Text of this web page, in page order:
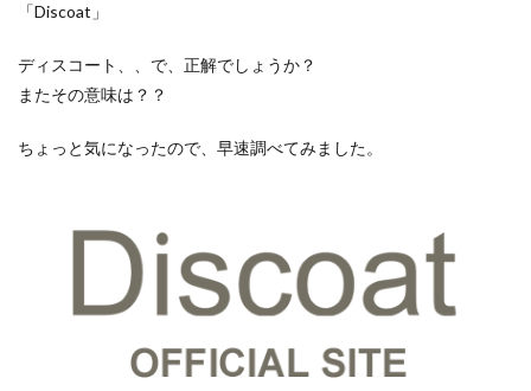
「Discoat」
ディスコート、、で、正解でしょうか？
またその意味は？？
ちょっと気になったので、早速調べてみました。